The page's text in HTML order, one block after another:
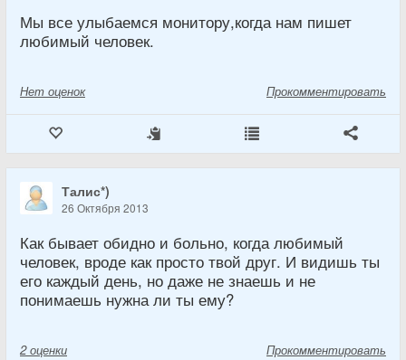
Мы все улыбаемся монитору,когда нам пишет
любимый человек.
Нет оценок Прокомментировать
Талис*)
26 Октября 2013
Как бывает обидно и больно, когда любимый
человек, вроде как просто твой друг. И видишь ты
его каждый день, но даже не знаешь и не
понимаешь нужна ли ты ему?
2 оценки Прокомментировать